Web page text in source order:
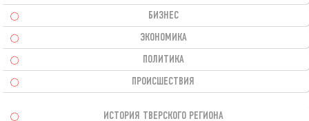
БИЗНЕС
ЭКОНОМИКА
ПОЛИТИКА
ПРОИСШЕСТВИЯ
ИСТОРИЯ ТВЕРСКОГО РЕГИОНА